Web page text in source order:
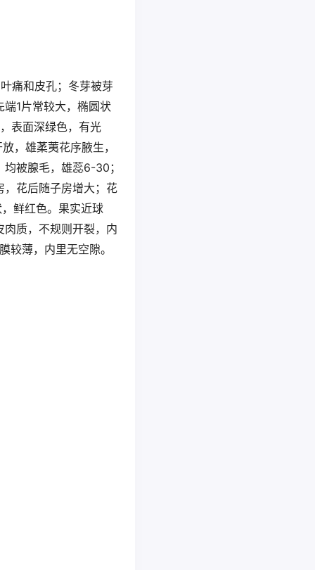
痛和皮孔；冬芽被芽
1片常较大，椭圆状
表面深绿色，有光
，雄葇荑花序腋生，
被腺毛，雄蕊6-30；
花后随子房增大；花
鲜红色。果实近球
质，不规则开裂，内
较薄，内里无空隙。